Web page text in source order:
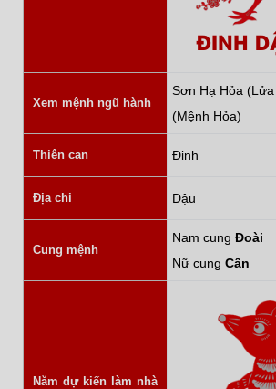
ĐINH
Xem mệnh ngũ hành
Sơn Hạ Hỏa
(Mệnh Hỏa)
Thiên can Đinh
Địa chi Dậu
Cung mệnh
Nam cung Đoài
Nữ cung Cấn
Năm dự kiến làm nhà